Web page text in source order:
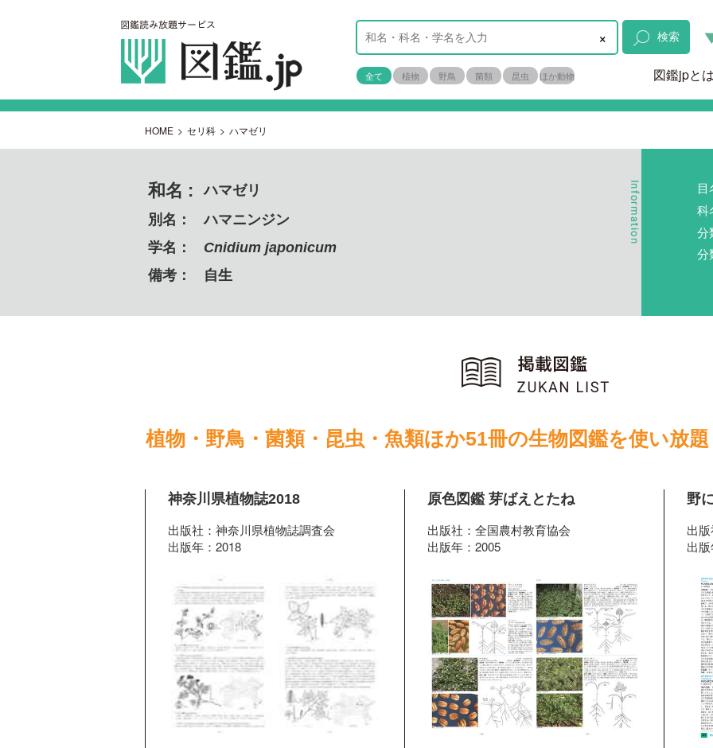
× 検索
全て 植物 野鳥 菌類 昆虫 ほか動物 図鑑jpと
HOME > セリ科 > ハマゼリ
和名 :
ハマゼリ
別名：
ハマニンジン
学名：
Cnidium japonicum
備考：
自生
科
分
分
植物・野鳥・菌類・昆虫・魚類ほか51冊の生物図鑑を使い放題
神奈川県植物誌2018
出版社：神奈川県植物誌調査会
出版年：2018
原色図鑑 芽ばえとたね
出版社：全国農村教育協会
出版年：2005
野
出
出